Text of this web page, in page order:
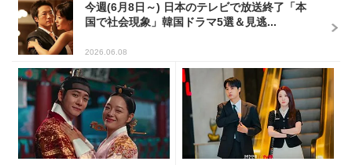
今週(6月8日～) 日本のテレビで放送終了「本
国で社会現象」韓国ドラマ5選＆見逃...
2026.06.08